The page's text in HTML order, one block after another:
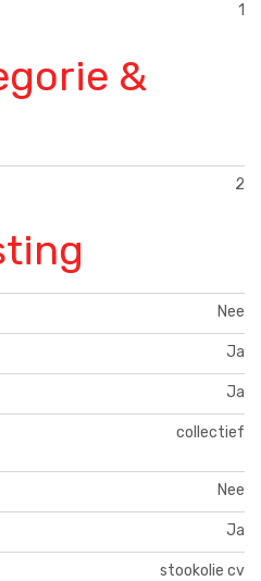
1
&
2
Nee
Ja
Ja
collectief
Nee
Ja
stookolie cv